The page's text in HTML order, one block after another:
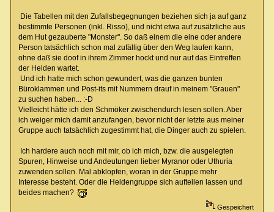
Die Tabellen mit den Zufallsbegegnungen beziehen sich ja auf ganz
bestimmte Personen (inkl. Risso), und nicht etwa auf zusätzliche aus
dem Hut gezauberte "Monster". So daß einem die eine oder andere
Person tatsächlich schon mal zufällig über den Weg laufen kann,
ohne daß sie doof in ihrem Zimmer hockt und nur auf das Eintreffen
der Helden wartet.
Und ich hatte mich schon gewundert, was die ganzen bunten
Büroklammen und Post-its mit Nummern drauf in meinem "Grauen"
zu suchen haben... :-D
Vielleicht hätte ich den Schmöker zwischendurch lesen sollen. Aber
ich weiger mich damit anzufangen, bevor nicht der letzte aus meiner
Gruppe auch tatsächlich zugestimmt hat, die Dinger auch zu spielen.
Ich hardere auch noch mit mir, ob ich mich, bzw. die ausgelegten
Spuren, Hinweise und Andeutungen lieber Myranor oder Uthuria
zuwenden sollen. Mal abklopfen, woran in der Gruppe mehr
Interesse besteht. Oder die Heldengruppe sich aufteilen lassen und
beides machen?
Gespeichert